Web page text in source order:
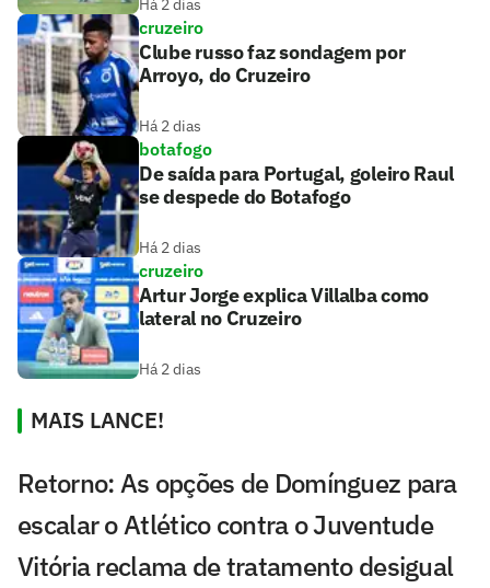
Há 2 dias
cruzeiro
Clube russo faz sondagem por
Arroyo, do Cruzeiro
Há 2 dias
botafogo
De saída para Portugal, goleiro Raul
se despede do Botafogo
Há 2 dias
cruzeiro
Artur Jorge explica Villalba como
lateral no Cruzeiro
Há 2 dias
MAIS LANCE!
Retorno: As opções de Domínguez para
escalar o Atlético contra o Juventude
Vitória reclama de tratamento desigual